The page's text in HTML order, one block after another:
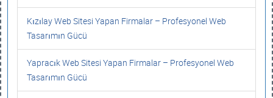
Kızılay Web Sitesi Yapan Firmalar – Profesyonel Web
Tasarımın Gücü
Yapracık Web Sitesi Yapan Firmalar – Profesyonel Web
Tasarımın Gücü